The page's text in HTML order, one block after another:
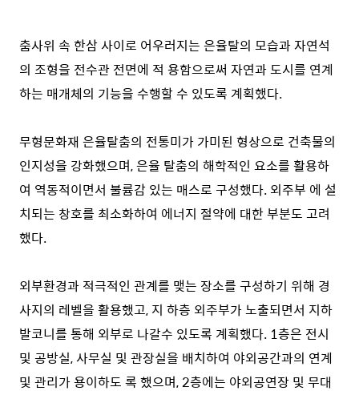
춤사위 속 한삼 사이로 어우러지는 은율탈의 모습과 자연석
의 조형을 전수관 전면에 적 용함으로써 자연과 도시를 연계
하는 매개체의 기능을 수행할 수 있도록 계획했다.
무형문화재 은율탈춤의 전통미가 가미된 형상으로 건축물의
인지성을 강화했으며, 은율 탈춤의 해학적인 요소를 활용하
여 역동적이면서 불륨감 있는 매스로 구성했다. 외주부 에 설
치되는 창호를 최소화하여 에너지 절약에 대한 부분도 고려
했다.
외부환경과 적극적인 관계를 맺는 장소를 구성하기 위해 경
사지의 레벨을 활용했고, 지 하층 외주부가 노출되면서 지하
발코니를 통해 외부로 나갈수 있도록 계획했다. 1층은 전시
및 공방실, 사무실 및 관장실을 배치하여 야외공간과의 연계
및 관리가 용이하도 록 했으며, 2층에는 야외공연장 및 무대